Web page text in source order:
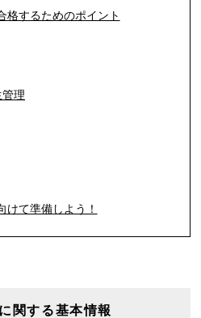
格するためのポイント
理
けて準備しよう！
関する基本情報